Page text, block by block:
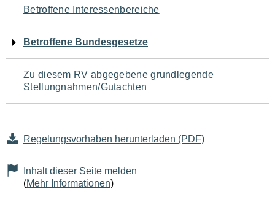
den
Seiteninhalt
Betroffene Interessenbereiche
Betroffene Bundesgesetze
Zu diesem RV abgegebene grundlegende
Stellungnahmen/Gutachten
Regelungsvorhaben herunterladen (PDF)
Inhalt dieser Seite melden
(Mehr Informationen)